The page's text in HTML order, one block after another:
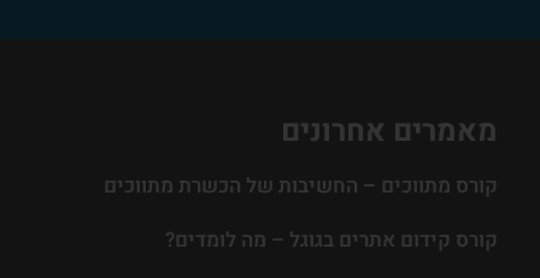
מאמרים אחרונים
קורס מתווכים – החשיבות של הכשרת מתווכים
קורס קידום אתרים בגוגל – מה לומדים?